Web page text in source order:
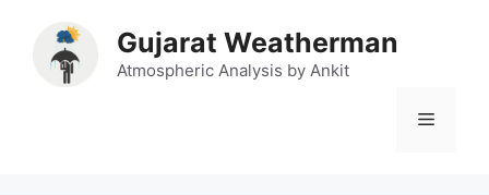
content
Gujarat Weatherman
Atmospheric Analysis by Ankit
Menu